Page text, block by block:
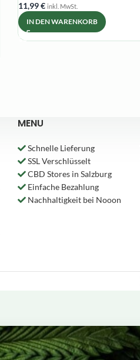
11,99€ inkl. MwSt.
IN DEN WARENKORB
MENU
Schnelle Lieferung
SSL Verschlüsselt
CBD Stores in Salzburg
Einfache Bezahlung
Nachhaltigkeit bei Nooon